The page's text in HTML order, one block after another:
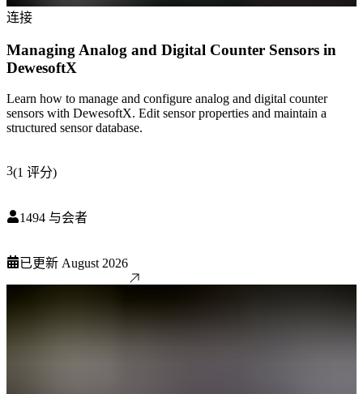
连接
Managing Analog and Digital Counter Sensors in
DewesoftX
Learn how to manage and configure analog and digital counter
sensors with DewesoftX. Edit sensor properties and maintain a
structured sensor database.
3(1 评分)
1494 与会者
已更新 August 2026